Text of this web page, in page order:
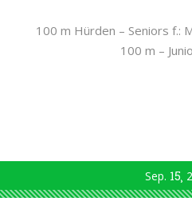
100 m Hürden – Seniors f.:
100 m –
Sep. 15